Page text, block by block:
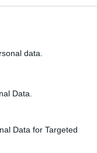
data.
Data.
Data for Targeted
igazolást